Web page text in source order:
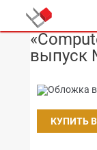
выпуск
КУПИТЬ